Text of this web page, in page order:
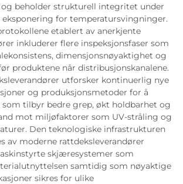
beholder strukturell integritet under
for temperatursvingninger.
etablert av anerkjente
inkluderer flere inspeksjonsfaser som
dimensjonsnøyaktighet og
produktene når distribusjonskanalene.
utforsker kontinuerlig nye
og produksjonsmetoder for å
tilbyr bedre grep, økt holdbarhet og
mot miljøfaktorer som UV-stråling og
Den teknologiske infrastrukturen
av moderne rattdeksleverandører
skjæresystemer som
samtidig som nøyaktige
sikres for ulike